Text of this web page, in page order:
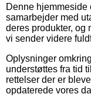
Denne hjemmeside
samarbejder med
deres produkter, og
vi sender videre
Oplysninger
understøttes fra tid
rettelser der er
opdaterede vores